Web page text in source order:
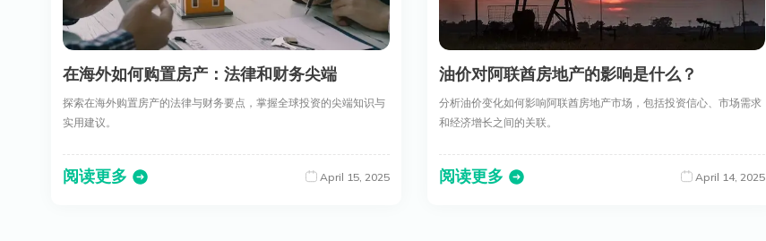
在海外如何购置房产：法律和财务尖端
探索在海外购置房产的法律与财务要点，掌握全球投资的尖端知识与
实用建议。
阅读更多 April 15, 2025
油价对阿联酋房地产的影响是什么？
分析油价变化如何影响阿联酋房地产市场，包括投资信心、市场需求
和经济增长之间的关联。
阅读更多 April 14, 2025